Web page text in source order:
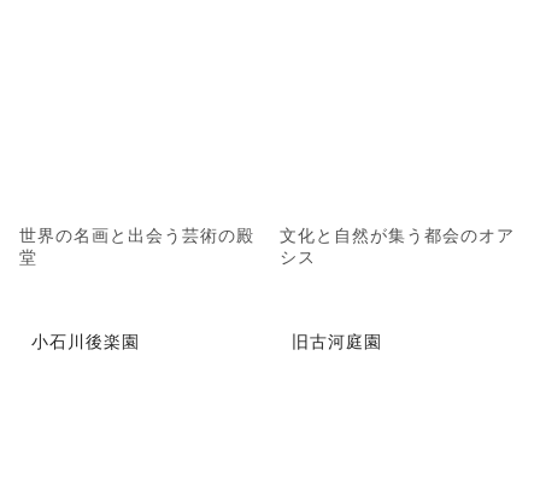
世界の名画と出会う芸術の殿
堂
文化と自然が集う都会のオア
シス
小石川後楽園 旧古河庭園